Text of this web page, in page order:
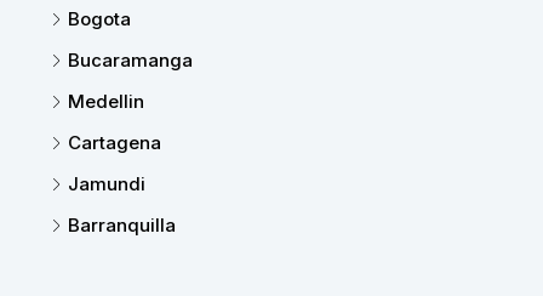
Bogota
Bucaramanga
Medellin
Cartagena
Jamundi
Barranquilla